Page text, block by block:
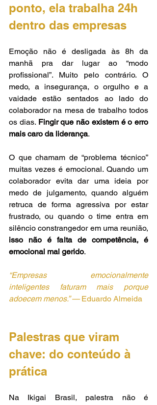
ponto, ela trabalha 24h
dentro das empresas
Emoção não é desligada às 8h da
manhã pra dar lugar ao “modo
profissional”. Muito pelo contrário. O
medo, a insegurança, o orgulho e a
vaidade estão sentados ao lado do
colaborador na mesa de trabalho todos
os dias. Fingir que não existem é o erro
mais caro da liderança.
O que chamam de “problema técnico”
muitas vezes é emocional. Quando um
colaborador evita dar uma ideia por
medo de julgamento, quando alguém
retruca de forma agressiva por estar
frustrado, ou quando o time entra em
isso não é falta de competência, é
emocional mal gerido.
“Empresas emocionalmente
inteligentes faturam mais porque
adoecem menos.” — Eduardo Almeida
Palestras que viram
chave: do conteúdo à
prática
Na Ikigai Brasil, palestra não é